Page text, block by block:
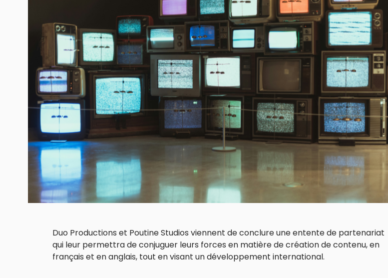
Duo Productions et Poutine Studios viennent de conclure une entente de partenariat
qui leur permettra de conjuguer leurs forces en matière de création de contenu, en
français et en anglais, tout en visant un développement international.